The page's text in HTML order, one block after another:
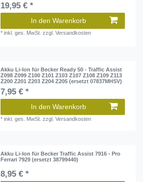
19,95 € *
In den Warenkorb
*inkl. ges. MwSt. zzgl.Versandkosten
Akku Li-Ion für Becker Ready 50 - Traffic Assist
Z098 Z099 Z100 Z101 Z103 Z107 Z108 Z109 Z113
Z200 Z201 Z203 Z204 Z205 (ersetzt 07837MHSV)
7,95 € *
In den Warenkorb
*inkl. ges. MwSt. zzgl.Versandkosten
Akku Li-Ion für Becker Traffic Assist 7916 - Pro
Ferrari 7929 (ersetzt 38799440)
8,95 € *